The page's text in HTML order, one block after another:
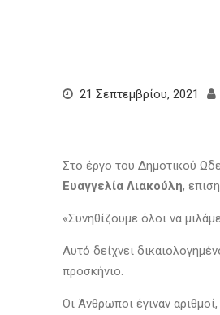
21 Σεπτεμβρίου, 2021
Στο έργο του Δημοτικού
Ευαγγελία Λιακούλη,
«Συνηθίζουμε όλοι να
Αυτό δείχνει
προσκήνιο.
Οι Άνθρωποι έγιναν